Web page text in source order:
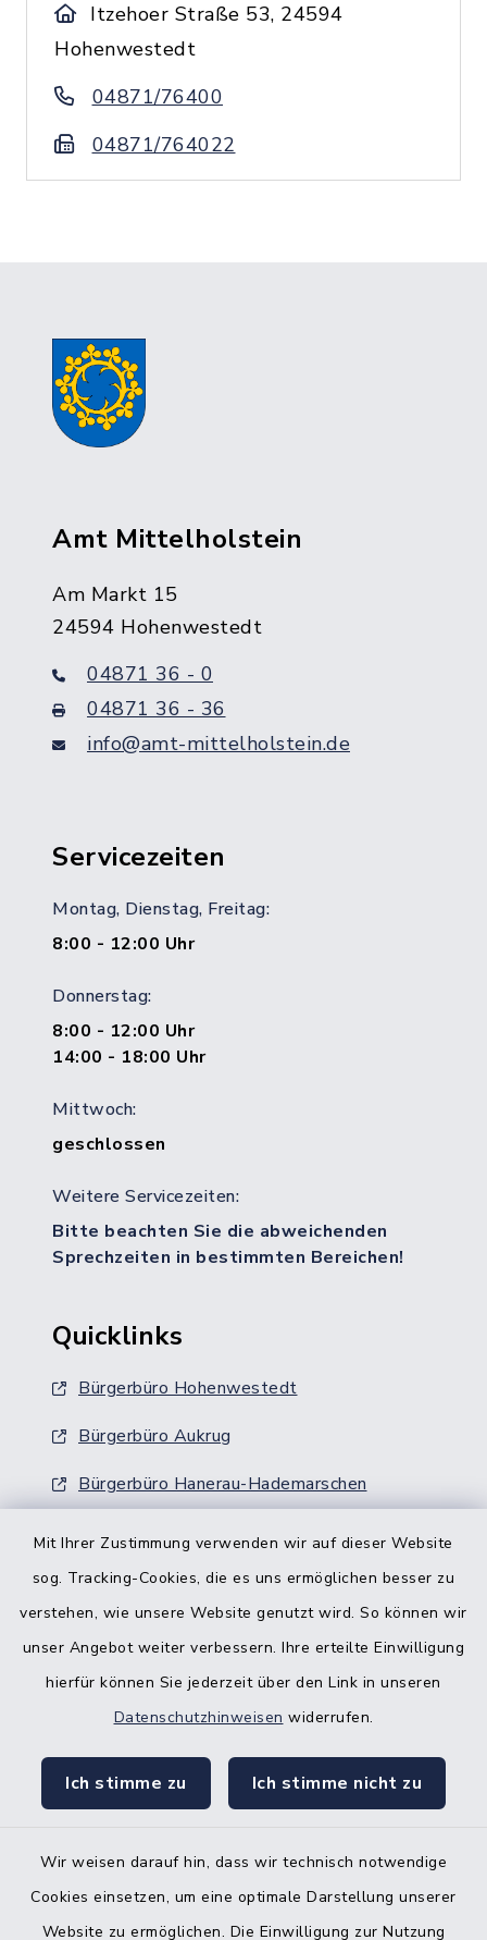
Mit Ihrer Zustimmung verwenden wir auf dieser Website
sog. Tracking-Cookies, die es uns ermöglichen besser zu
verstehen, wie unsere Website genutzt wird. So können wir
unser Angebot weiter verbessern. Ihre erteilte Einwilligung
hierfür können Sie jederzeit über den Link in unseren
Datenschutzhinweisen widerrufen.
Ich stimme zu Ich stimme nicht zu
Wir weisen darauf hin, dass wir technisch notwendige
Cookies einsetzen, um eine optimale Darstellung unserer
Website zu ermöglichen. Die Einwilligung zur Nutzung
Itzehoer Straße 53, 24594
Hohenwestedt
04871/76400
04871/764022
Amt Mittelholstein
Am Markt 15
24594 Hohenwestedt
04871 36 - 0
04871 36 - 36
info@amt-mittelholstein.de
Servicezeiten
Montag, Dienstag, Freitag:
8:00 - 12:00 Uhr
Donnerstag:
8:00 - 12:00 Uhr
14:00 - 18:00 Uhr
Mittwoch:
geschlossen
Weitere Servicezeiten:
Bitte beachten Sie die abweichenden
Sprechzeiten in bestimmten Bereichen!
Quicklinks
Bürgerbüro Hohenwestedt
Bürgerbüro Aukrug
Bürgerbüro Hanerau-Hademarschen
Nebenstelle Padenstedt
KFZ-Zulassungsbehörde
Gleichstellungsbüro
Kontakt
Datenschutz